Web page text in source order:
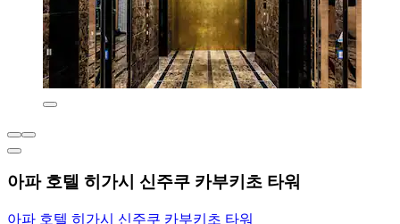
아파 호텔 히가시 신주쿠 카부키초 타워
아파 호텔 히가시 신주쿠 카부키초 타워